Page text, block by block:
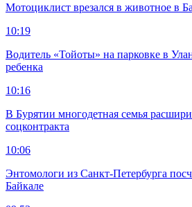
Мотоциклист врезался в животное в
10:19
Водитель «Тойоты» на парковке в
ребенка
10:16
В Бурятии многодетная семья
соцконтракта
10:06
Энтомологи из Санкт-Петербурга
Байкале